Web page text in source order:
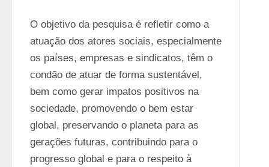
O objetivo da pesquisa é refletir como a
atuação dos atores sociais, especialmente
os países, empresas e sindicatos, têm o
condão de atuar de forma sustentável,
bem como gerar impatos positivos na
sociedade, promovendo o bem estar
global, preservando o planeta para as
gerações futuras, contribuindo para o
progresso global e para o respeito à